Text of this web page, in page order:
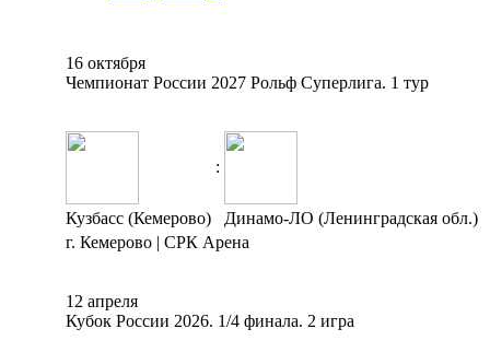
16 октября
Чемпионат России 2027 Рольф Суперлига. 1 тур
:
Кузбасс (Кемерово)
Динамо-ЛО (Ленинградская обл.)
г. Кемерово | СРК Арена
12 апреля
Кубок России 2026. 1/4 финала. 2 игра